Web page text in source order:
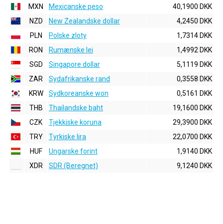
MXN
Mexicanske peso
40,1900 DKK
NZD
New Zealandske dollar
4,2450 DKK
PLN
Polske zloty
1,7314 DKK
RON
Rumænske lei
1,4992 DKK
SGD
Singapore dollar
5,1119 DKK
ZAR
Sydafrikanske rand
0,3558 DKK
KRW
Sydkoreanske won
0,5161 DKK
THB
Thailandske baht
19,1600 DKK
CZK
Tjekkiske koruna
29,3900 DKK
TRY
Tyrkiske lira
22,0700 DKK
HUF
Ungarske forint
1,9140 DKK
XDR
SDR (Beregnet) 9,1240 DKK